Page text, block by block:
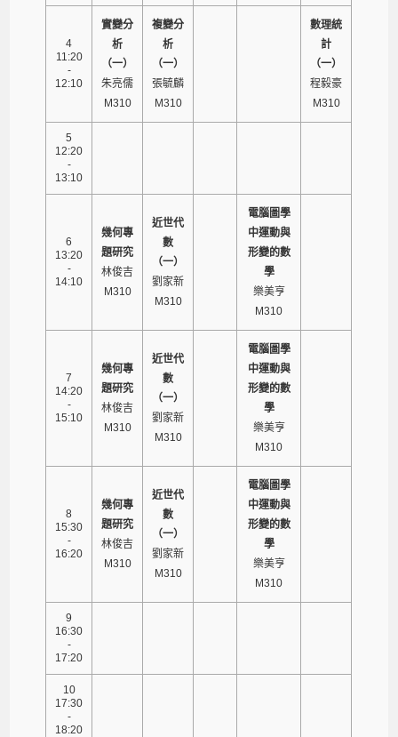
4
11:20
-
12:10
實變分
析
（一）
朱亮儒
M310
複變分
析
（一）
張毓麟
M310
數理統
計
（一）
程毅豪
M310
5
12:20
-
13:10
6
13:20
-
14:10
幾何專
題研究
林俊吉
M310
近世代
數
（一）
劉家新
M310
電腦圖學
中運動與
形變的數
學
樂美亨
M310
7
14:20
-
15:10
幾何專
題研究
林俊吉
M310
近世代
數
（一）
劉家新
M310
電腦圖學
中運動與
形變的數
學
樂美亨
M310
8
15:30
-
16:20
幾何專
題研究
林俊吉
M310
近世代
數
（一）
劉家新
M310
電腦圖學
中運動與
形變的數
學
樂美亨
M310
9
16:30
-
17:20
10
17:30
-
18:20